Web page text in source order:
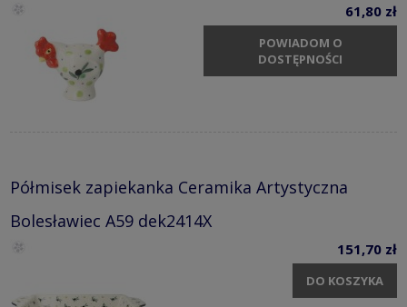
61,80 zł
POWIADOM O
DOSTĘPNOŚCI
Półmisek zapiekanka Ceramika Artystyczna
Bolesławiec A59 dek2414X
151,70 zł
DO KOSZYKA